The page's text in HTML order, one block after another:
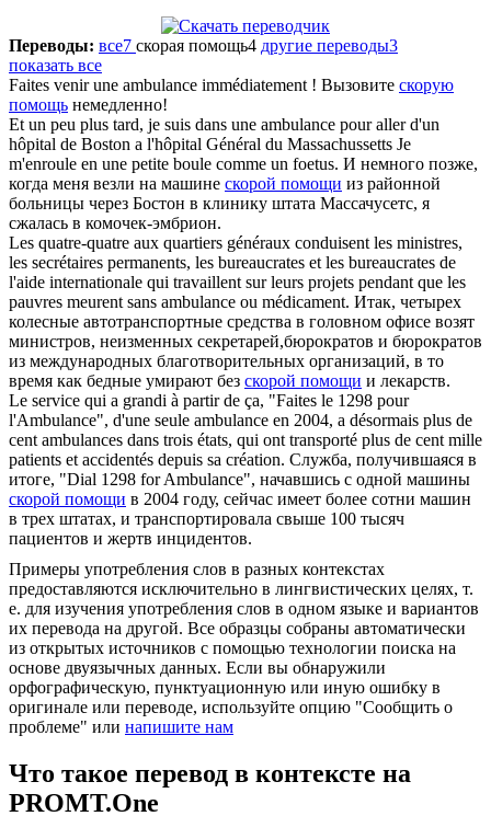
Переводы: все7 скорая помощь4 другие переводы3
показать все
Faites venir une ambulance immédiatement ! Вызовите скорую
помощь немедленно!
Et un peu plus tard, je suis dans une ambulance pour aller d'un
hôpital de Boston a l'hôpital Général du Massachussetts Je
m'enroule en une petite boule comme un foetus. И немного позже,
когда меня везли на машине скорой помощи из районной
больницы через Бостон в клинику штата Массачусетс, я
сжалась в комочек-эмбрион.
Les quatre-quatre aux quartiers généraux conduisent les ministres,
les secrétaires permanents, les bureaucrates et les bureaucrates de
l'aide internationale qui travaillent sur leurs projets pendant que les
pauvres meurent sans ambulance ou médicament. Итак, четырех
колесные автотранспортные средства в головном офисе возят
министров, неизменных секретарей,бюрократов и бюрократов
из международных благотворительных организаций, в то
время как бедные умирают без скорой помощи и лекарств.
Le service qui a grandi à partir de ça, "Faites le 1298 pour
l'Ambulance", d'une seule ambulance en 2004, a désormais plus de
cent ambulances dans trois états, qui ont transporté plus de cent mille
patients et accidentés depuis sa création. Служба, получившаяся в
итоге, "Dial 1298 for Ambulance", начавшись с одной машины
скорой помощи в 2004 году, сейчас имеет более сотни машин
в трех штатах, и транспортировала свыше 100 тысяч
пациентов и жертв инцидентов.
Примеры употребления слов в разных контекстах
предоставляются исключительно в лингвистических целях, т.
е. для изучения употребления слов в одном языке и вариантов
их перевода на другой. Все образцы собраны автоматически
из открытых источников с помощью технологии поиска на
основе двуязычных данных. Если вы обнаружили
орфографическую, пунктуационную или иную ошибку в
оригинале или переводе, используйте опцию "Сообщить о
проблеме" или напишите нам
Что такое перевод в контексте на
PROMT.One